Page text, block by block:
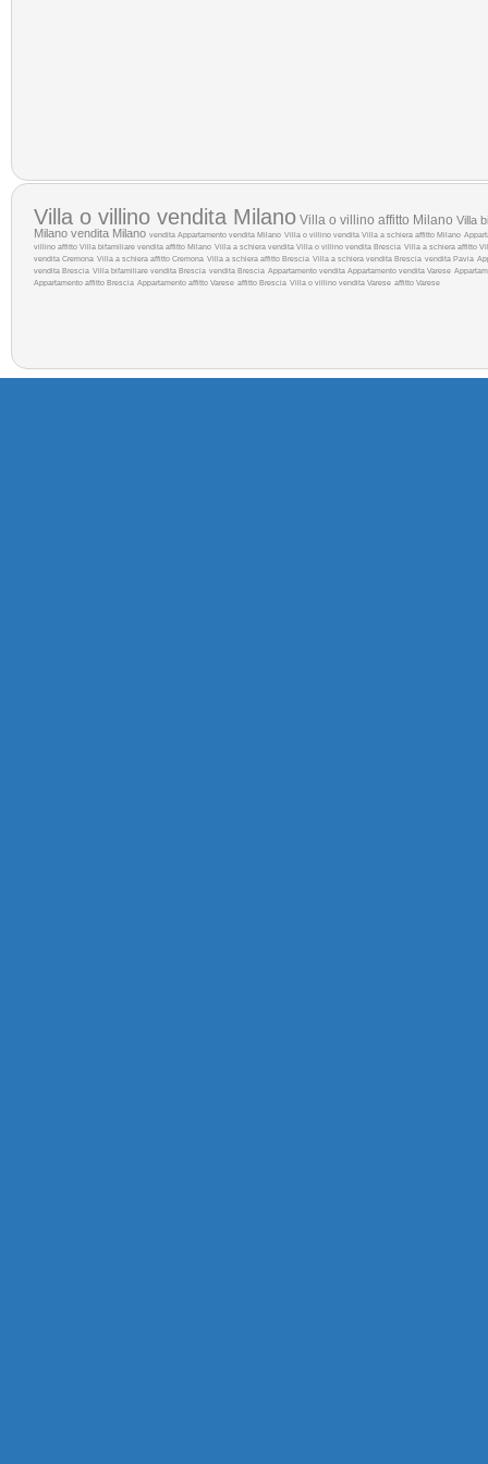
Villa o villino vendita Milano Villa o villino affitto Milano Villa
Milano vendita Milano vendita Appartamento vendita Milano Villa o villino vendita Villa a schiera affitto Milano
villino affitto Villa bifamiliare vendita affitto Milano Villa a schiera vendita Villa o villino vendita Brescia Villa a schiera affitto
vendita Cremona Villa a schiera affitto Cremona Villa a schiera affitto Brescia Villa a schiera vendita Brescia vendita Pavia
vendita Brescia Villa bifamiliare vendita Brescia vendita Brescia Appartamento vendita Appartamento vendita Varese
Appartamento affitto Brescia Appartamento affitto Varese affitto Brescia Villa o villino vendita Varese affitto Varese